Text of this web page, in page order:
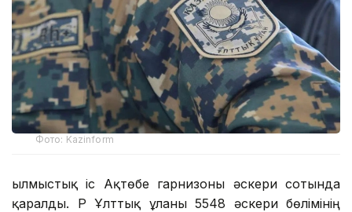
Фото: Kazinform
Қылмыстық іс Ақтөбе гарнизоны әскери сотында
қаралды. ҚР Ұлттық ұланы 5548 әскери бөлімінің